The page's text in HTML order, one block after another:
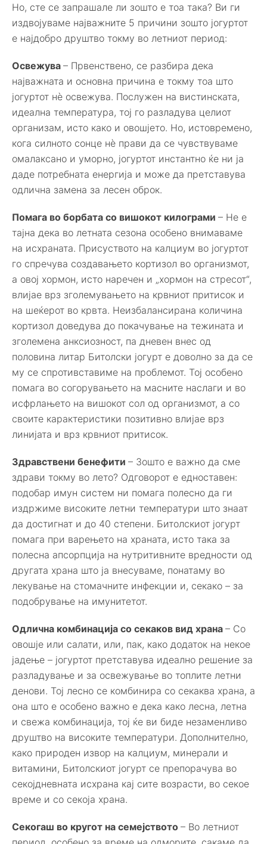
Но, сте се запрашале ли зошто е тоа така? Ви ги
издвојуваме најважните 5 причини зошто јогуртот
е најдобро друштво токму во летниот период:
Освежува – Првенствено, се разбира дека
најважната и основна причина е токму тоа што
јогуртот нè освежува. Послужен на вистинската,
идеална температура, тој го разладува целиот
организам, исто како и овошјето. Но, истовремено,
кога силното сонце нè прави да се чувствуваме
омалаксано и уморно, јогуртот инстантно ќе ни ја
даде потребната енергија и може да претставува
одлична замена за лесен оброк.
Помага во борбата со вишокот килограми – Не е
тајна дека во летната сезона особено внимаваме
на исхраната. Присуството на калциум во јогуртот
го спречува создавањето кортизол во организмот,
а овој хормон, исто наречен и „хормон на стресот“,
влијае врз зголемувањето на крвниот притисок и
на шеќерот во крвта. Неизбалансирана количина
кортизол доведува до покачување на тежината и
зголемена анксиозност, па дневен внес од
половина литар Битолски јогурт е доволно за да се
му се спротивставиме на проблемот. Тој особено
помага во согорувањето на масните наслаги и во
исфрлањето на вишокот сол од организмот, а со
своите карактеристики позитивно влијае врз
линијата и врз крвниот притисок.
Здравствени бенефити – Зошто е важно да сме
здрави токму во лето? Одговорот е едноставен:
подобар имун систем ни помага полесно да ги
издржиме високите летни температури што знаат
да достигнат и до 40 степени. Битолскиот јогурт
помага при варењето на храната, исто така за
полесна апсорпција на нутритивните вредности од
другата храна што ја внесуваме, понатаму во
лекување на стомачните инфекции и, секако – за
подобрување на имунитетот.
Одлична комбинација со секаков вид храна – Со
овошје или салати, или, пак, како додаток на некое
јадење – јогуртот претставува идеално решение за
разладување и за освежување во топлите летни
денови. Тој лесно се комбинира со секаква храна, а
она што е особено важно е дека како лесна, летна
и свежа комбинација, тој ќе ви биде незаменливо
друштво на високите температури. Дополнително,
како природен извор на калциум, минерали и
витамини, Битолскиот јогурт се препорачува во
секојдневната исхрана кај сите возрасти, во секое
време и со секоја храна.
Секогаш во кругот на семејството – Во летниот